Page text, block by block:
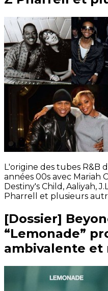
L'origine des tubes R&B
années 00s avec Mariah
Destiny's Child, Aaliyah,
Pharrell et plusieurs
[Dossier]
“Lemonade”
ambivalente et